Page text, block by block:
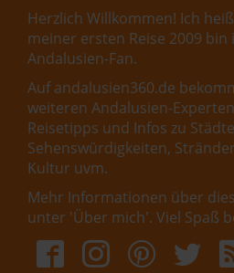
Herzlich Willkommen! Ich
meiner ersten Reise 2009 bin
Andalusien-Fan.
Auf andalusien360.de
weiteren Andalusien-
Reisetipps und Infos zu
Sehenswürdigkeiten,
Kultur uvm.
Mehr Informationen über
unter 'Über mich'. Viel Spaß